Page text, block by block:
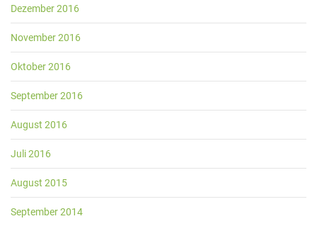
Dezember 2016
November 2016
Oktober 2016
September 2016
August 2016
Juli 2016
August 2015
September 2014